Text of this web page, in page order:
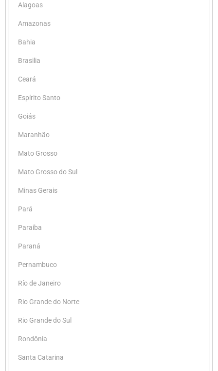
Alagoas
Amazonas
Bahia
Brasilia
Ceará
Espírito Santo
Goiás
Maranhão
Mato Grosso
Mato Grosso do Sul
Minas Gerais
Pará
Paraíba
Paraná
Pernambuco
Río de Janeiro
Rio Grande do Norte
Rio Grande do Sul
Rondônia
Santa Catarina